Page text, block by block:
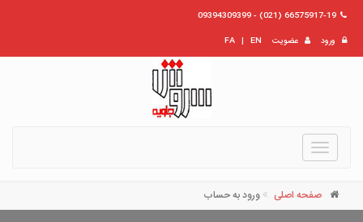
66575917-19 (021) - 09394309399
ورود
عضویت EN
|
FA
Toggle
navigation
صفحه اصلی ورود به حساب